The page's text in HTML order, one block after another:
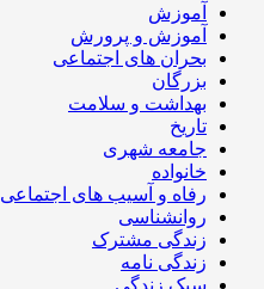
آموزش
آموزش و پرورش
بحران های اجتماعی
بزرگان
بهداشت و سلامت
تاریخ
جامعه شهری
خانواده
رفاه و آسیب های اجتماعی
روانشناسی
زندگی مشترک
زندگی نامه
سبک زندگی